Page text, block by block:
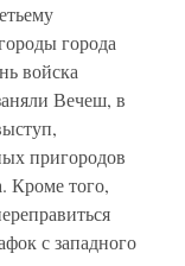
города
войска
Вечеш, в
пригородов
Кроме того,
с западного